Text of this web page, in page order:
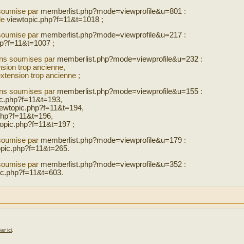
par memberlist.php?mode=viewprofile&u=801 :
viewtopic.php?f=11&t=1018;
par memberlist.php?mode=viewprofile&u=217 :
;
soumises par memberlist.php?mode=viewprofile&u=232 :
trop ancienne,
trop ancienne ;
soumises par memberlist.php?mode=viewprofile&u=155 :
,
,
,
;
par memberlist.php?mode=viewprofile&u=179 :
.
par memberlist.php?mode=viewprofile&u=352 :
.
ici